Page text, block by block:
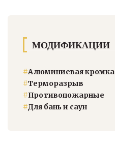
МОДИФИКАЦИИ
#Алюминиевая кромка
#Терморазрыв
#Противопожарные
#Для бань и саун